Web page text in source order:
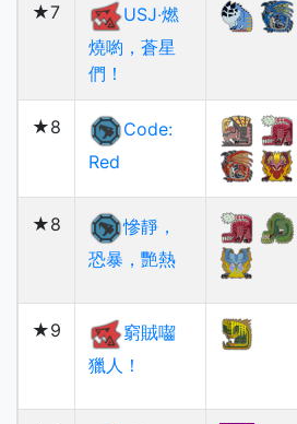
★7
USJ‧燃
燒喲，蒼星
們！
★8
Code:
Red
★8
慘靜，
恐暴，艷熱
★9
窮賊囓
獵人！